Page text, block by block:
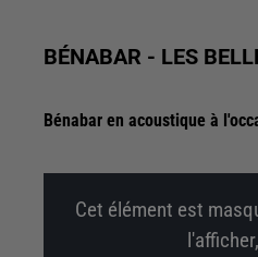
BÉNABAR - LES
Bénabar en acoustique à
Cet élément est